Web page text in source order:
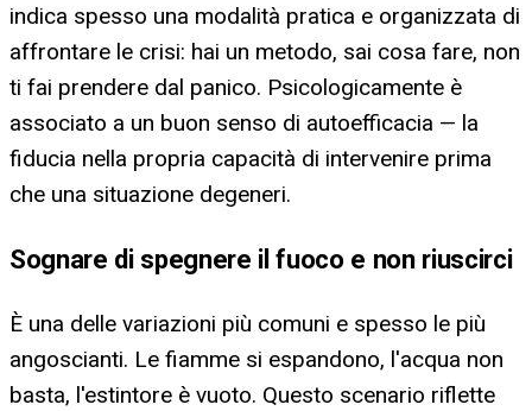
indica spesso una modalità pratica e organizzata di
affrontare le crisi: hai un metodo, sai cosa fare, non
ti fai prendere dal panico. Psicologicamente è
associato a un buon senso di autoefficacia — la
fiducia nella propria capacità di intervenire prima
che una situazione degeneri.
Sognare di spegnere il fuoco e non riuscirci
È una delle variazioni più comuni e spesso le più
angoscianti. Le fiamme si espandono, l'acqua non
basta, l'estintore è vuoto. Questo scenario riflette